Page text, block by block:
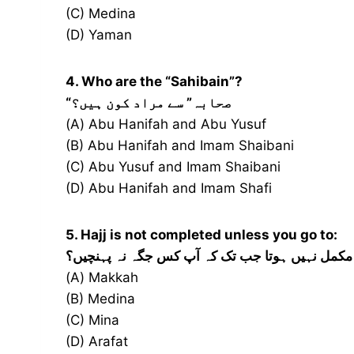
(C) Medina
(D) Yaman
4. Who are the “Sahibain”?
“صحابہ” سے مراد کون ہیں؟
(A) Abu Hanifah and Abu Yusuf
(B) Abu Hanifah and Imam Shaibani
(C) Abu Yusuf and Imam Shaibani
(D) Abu Hanifah and Imam Shafi
5. Hajj is not completed unless you go to:
نہیں ہوتا جب تک کہ آپ کس جگہ نہ پہنچیں؟
(A) Makkah
(B) Medina
(C) Mina
(D) Arafat